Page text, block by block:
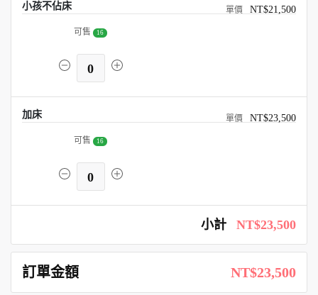
小孩不佔床 NT$21,500
可售 16
0
加床 NT$23,500
可售 16
0
小計 NT$23,500
訂單金額 NT$23,500